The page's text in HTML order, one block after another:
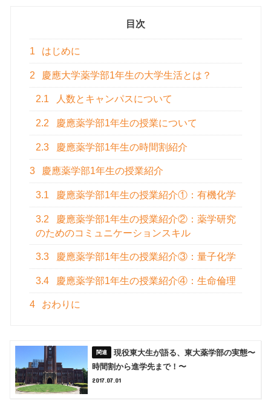
目次
1 はじめに
2 慶應大学薬学部1年生の大学生活とは？
2.1 人数とキャンパスについて
2.2 慶應薬学部1年生の授業について
2.3 慶應薬学部1年生の時間割紹介
3 慶應薬学部1年生の授業紹介
3.1 慶應薬学部1年生の授業紹介①：有機化学
3.2
慶應薬学部1年生の授業紹介②：薬学研究
のためのコミュニケーションスキル
3.3 慶應薬学部1年生の授業紹介③：量子化学
3.4 慶應薬学部1年生の授業紹介④：生命倫理
4 おわりに
現役東大生が語る、東大薬学部の実態〜
時間割から進学先まで！〜
2017.07.01